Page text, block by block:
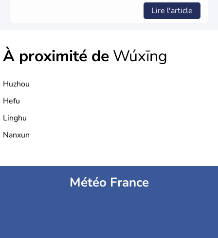
Lire l'article
À proximité de Wúxīng
Huzhou
Hefu
Linghu
Nanxun
Météo France